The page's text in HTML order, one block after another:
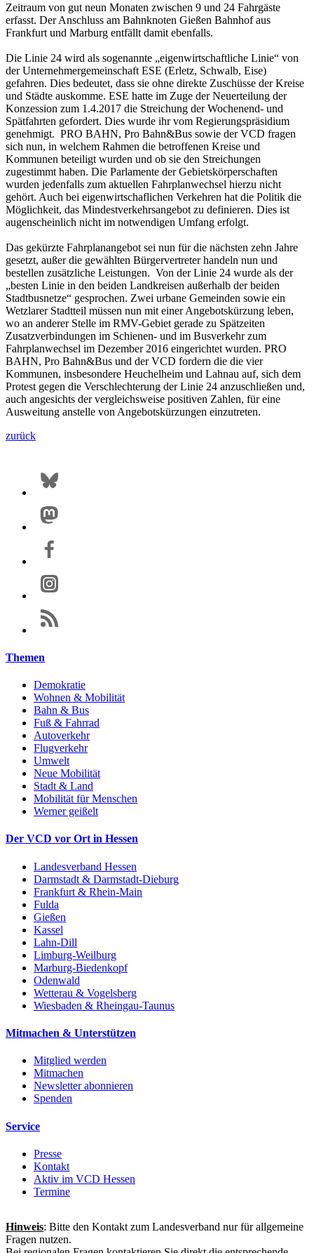
Zeitraum von gut neun Monaten zwischen 9 und 24 Fahrgäste
erfasst. Der Anschluss am Bahnknoten Gießen Bahnhof aus
Frankfurt und Marburg entfällt damit ebenfalls.
Die Linie 24 wird als sogenannte „eigenwirtschaftliche Linie“ von
der Unternehmergemeinschaft ESE (Erletz, Schwalb, Eise)
gefahren. Dies bedeutet, dass sie ohne direkte Zuschüsse der Kreise
und Städte auskomme. ESE hatte im Zuge der Neuerteilung der
Konzession zum 1.4.2017 die Streichung der Wochenend- und
Spätfahrten gefordert. Dies wurde ihr vom Regierungspräsidium
genehmigt. PRO BAHN, Pro Bahn&Bus sowie der VCD fragen
sich nun, in welchem Rahmen die betroffenen Kreise und
Kommunen beteiligt wurden und ob sie den Streichungen
zugestimmt haben. Die Parlamente der Gebietskörperschaften
wurden jedenfalls zum aktuellen Fahrplanwechsel hierzu nicht
gehört. Auch bei eigenwirtschaflichen Verkehren hat die Politik die
Möglichkeit, das Mindestverkehrsangebot zu definieren. Dies ist
augenscheinlich nicht im notwendigen Umfang erfolgt.
Das gekürzte Fahrplanangebot sei nun für die nächsten zehn Jahre
gesetzt, außer die gewählten Bürgervertreter handeln nun und
bestellen zusätzliche Leistungen. Von der Linie 24 wurde als der
„besten Linie in den beiden Landkreisen außerhalb der beiden
Stadtbusnetze“ gesprochen. Zwei urbane Gemeinden sowie ein
Wetzlarer Stadtteil müssen nun mit einer Angebotskürzung leben,
wo an anderer Stelle im RMV-Gebiet gerade zu Spätzeiten
Zusatzverbindungen im Schienen- und im Busverkehr zum
Fahrplanwechsel im Dezember 2016 eingerichtet wurden. PRO
BAHN, Pro Bahn&Bus und der VCD fordern die die vier
Kommunen, insbesondere Heuchelheim und Lahnau auf, sich dem
Protest gegen die Verschlechterung der Linie 24 anzuschließen und,
auch angesichts der vergleichsweise positiven Zahlen, für eine
Ausweitung anstelle von Angebotskürzungen einzutreten.
zurück
Themen
Demokratie
Wohnen & Mobilität
Bahn & Bus
Fuß & Fahrrad
Autoverkehr
Flugverkehr
Umwelt
Neue Mobilität
Stadt & Land
Mobilität für Menschen
Werner geißelt
Der VCD vor Ort in Hessen
Landesverband Hessen
Darmstadt & Darmstadt-Dieburg
Frankfurt & Rhein-Main
Fulda
Gießen
Kassel
Lahn-Dill
Limburg-Weilburg
Marburg-Biedenkopf
Odenwald
Wetterau & Vogelsberg
Wiesbaden & Rheingau-Taunus
Mitmachen & Unterstützen
Mitglied werden
Mitmachen
Newsletter abonnieren
Spenden
Service
Presse
Kontakt
Aktiv im VCD Hessen
Termine
Hinweis: Bitte den Kontakt zum Landesverband nur für allgemeine
Fragen nutzen.